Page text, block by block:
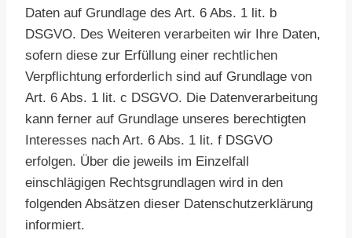
Daten auf Grundlage des Art. 6 Abs. 1 lit. b
DSGVO. Des Weiteren verarbeiten wir Ihre Daten,
sofern diese zur Erfüllung einer rechtlichen
Verpflichtung erforderlich sind auf Grundlage von
Art. 6 Abs. 1 lit. c DSGVO. Die Datenverarbeitung
kann ferner auf Grundlage unseres berechtigten
Interesses nach Art. 6 Abs. 1 lit. f DSGVO
erfolgen. Über die jeweils im Einzelfall
einschlägigen Rechtsgrundlagen wird in den
folgenden Absätzen dieser Datenschutzerklärung
informiert.